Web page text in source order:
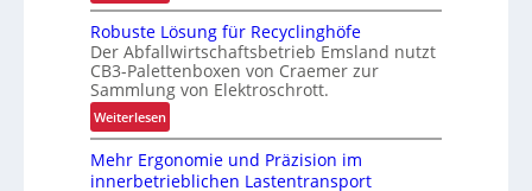
V
o
n
d
e
r
L
a
Robuste Lösung für Recyclinghöfe
Der Abfallwirtschaftsbetrieb Emsland nutzt
CB3-Palettenboxen von Craemer zur
Sammlung von Elektroschrott.
Weiterlesen:
R
o
b
Mehr Ergonomie und Präzision im
innerbetrieblichen Lastentransport